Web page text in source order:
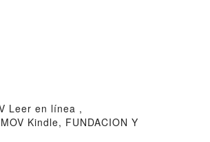
Leer en línea ,
Kindle, FUNDACION Y